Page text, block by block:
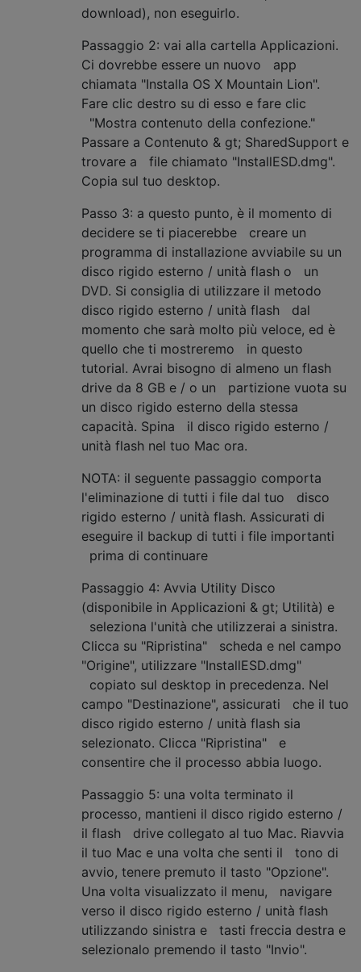
download), non eseguirlo.
Passaggio 2: vai alla cartella Applicazioni.
Ci dovrebbe essere un nuovo app
chiamata "Installa OS X Mountain Lion".
Fare clic destro su di esso e fare clic
"Mostra contenuto della confezione."
Passare a Contenuto & gt; SharedSupport e
trovare a file chiamato "InstallESD.dmg".
Copia sul tuo desktop.
Passo 3: a questo punto, è il momento di
decidere se ti piacerebbe creare un
programma di installazione avviabile su un
disco rigido esterno / unità flash o un
DVD. Si consiglia di utilizzare il metodo
disco rigido esterno / unità flash dal
momento che sarà molto più veloce, ed è
quello che ti mostreremo in questo
tutorial. Avrai bisogno di almeno un flash
drive da 8 GB e / o un partizione vuota su
un disco rigido esterno della stessa
capacità. Spina il disco rigido esterno /
unità flash nel tuo Mac ora.
NOTA: il seguente passaggio comporta
l'eliminazione di tutti i file dal tuo disco
rigido esterno / unità flash. Assicurati di
eseguire il backup di tutti i file importanti
prima di continuare
Passaggio 4: Avvia Utility Disco
(disponibile in Applicazioni & gt; Utilità) e
seleziona l'unità che utilizzerai a sinistra.
Clicca su "Ripristina" scheda e nel campo
"Origine", utilizzare "InstallESD.dmg"
copiato sul desktop in precedenza. Nel
campo "Destinazione", assicurati che il tuo
disco rigido esterno / unità flash sia
selezionato. Clicca "Ripristina" e
consentire che il processo abbia luogo.
Passaggio 5: una volta terminato il
processo, mantieni il disco rigido esterno /
il flash drive collegato al tuo Mac. Riavvia
il tuo Mac e una volta che senti il tono di
avvio, tenere premuto il tasto "Opzione".
Una volta visualizzato il menu, navigare
verso il disco rigido esterno / unità flash
utilizzando sinistra e tasti freccia destra e
selezionalo premendo il tasto "Invio".